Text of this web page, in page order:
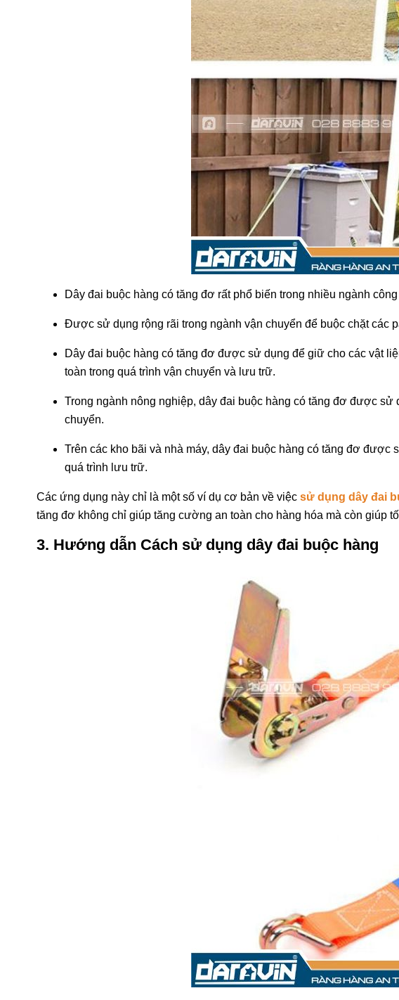
Dây đai buộc hàng có tăng đơ rất phổ biến trong nhiều ngành
Được sử dụng rộng rãi trong ngành vận chuyển để buộc chặt các
Dây đai buộc hàng có tăng đơ được sử dụng để giữ cho các vật
toàn trong quá trình vận chuyển và lưu trữ.
Trong ngành nông nghiệp, dây đai buộc hàng có tăng đơ được
chuyển.
Trên các kho bãi và nhà máy, dây đai buộc hàng có tăng đơ
quá trình lưu trữ.
Các ứng dụng này chỉ là một số ví dụ cơ bản về việc sử dụng dây đai
tăng đơ không chỉ giúp tăng cường an toàn cho hàng hóa mà còn giúp
3. Hướng dẫn Cách sử dụng dây đai buộc hàng